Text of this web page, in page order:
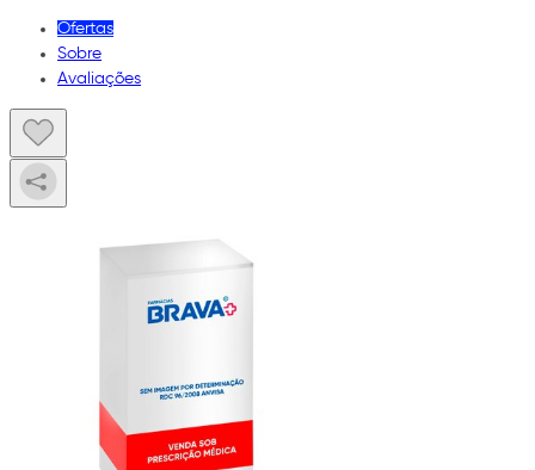
Ofertas
Sobre
Avaliações